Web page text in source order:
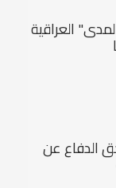
العراقية
الدفاع عن